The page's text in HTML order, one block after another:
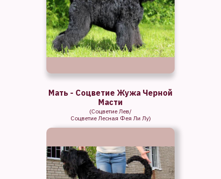
(Соцветие Лев/
Соцветие Лесная Фея Ли Лу)
Мать - Соцветие Жужа Черной
Масти